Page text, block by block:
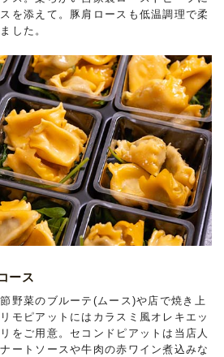
を添えて。豚肩ロースも低温調理で柔
した。
ース
野菜のブルーテ(ムース)や店で焼き上
モピアットにはカラスミ風オレキエッ
をご用意。セコンドピアットは当店人
ートソースや牛肉の赤ワイン煮込みな